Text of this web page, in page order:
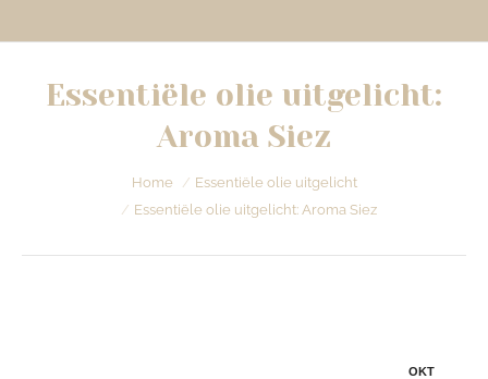
Essentiële olie uitgelicht:
Aroma Siez
Home
Essentiële olie uitgelicht
Essentiële olie uitgelicht: Aroma Siez
OKT